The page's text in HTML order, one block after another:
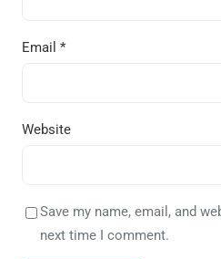
Email *
Website
Save my name, email, and
next time I comment.